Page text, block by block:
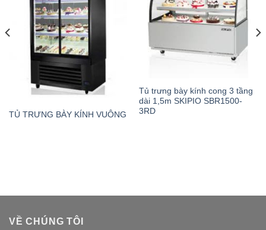
TỦ TRƯNG BÀY KÍNH VUÔNG
Tủ trưng bày kính cong 3 tầng
dài 1,5m SKIPIO SBR1500-
3RD
VỀ CHÚNG TÔI